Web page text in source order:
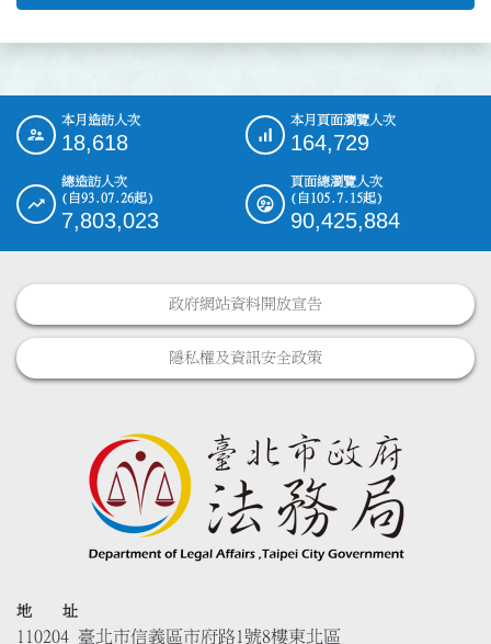
::: 本月造訪人次
18,618
本月頁面瀏覽人次
164,729
總造訪人次
(自93.07.26起)
7,803,023
頁面總瀏覽人次
(自105.7.15起)
90,425,884
政府網站資料開放宣告
隱私權及資訊安全政策
地 址
110204 臺北市信義區市府路1號8樓東北區